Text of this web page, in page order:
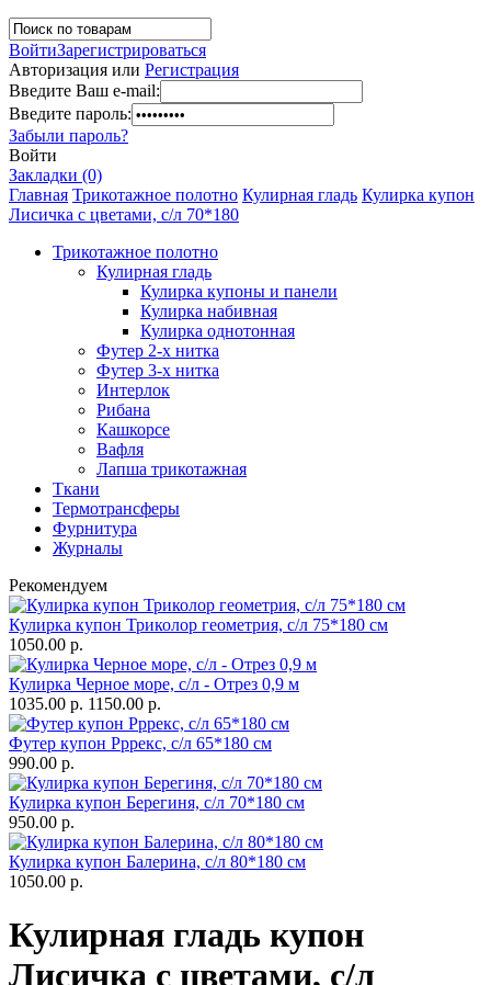
ВойтиЗарегистрироваться
Авторизация или Регистрация
Введите Ваш e-mail:
Введите пароль:
Забыли пароль?
Войти
Закладки (0)
Главная Трикотажное полотно Кулирная гладь Кулирка купон
Лисичка с цветами, с/л 70*180
Трикотажное полотно
Кулирная гладь
Кулирка купоны и панели
Кулирка набивная
Кулирка однотонная
Футер 2-х нитка
Футер 3-х нитка
Интерлок
Рибана
Кашкорсе
Вафля
Лапша трикотажная
Ткани
Термотрансферы
Фурнитура
Журналы
Рекомендуем
Кулирка купон Триколор геометрия, с/л 75*180 см
1050.00 р.
Кулирка Черное море, с/л - Отрез 0,9 м
1035.00 р. 1150.00 р.
Футер купон Рррекс, с/л 65*180 см
990.00 р.
Кулирка купон Берегиня, с/л 70*180 см
950.00 р.
Кулирка купон Балерина, с/л 80*180 см
1050.00 р.
Кулирная гладь купон
Лисичка с цветами, с/л